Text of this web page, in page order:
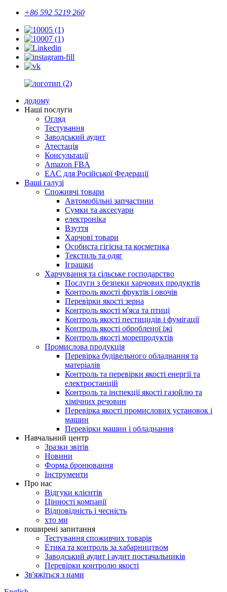
+86 592 5219 260
додому
Наші послуги
Огляд
Тестування
Заводський аудит
Атестація
Консультації
Amazon FBA
EAC для Російської Федерації
Ваші галузі
Споживчі товари
Автомобільні запчастини
Сумки та аксесуари
електроніка
Взуття
Харчові товари
Особиста гігієна та косметика
Текстиль та одяг
Іграшки
Харчування та сільське господарство
Послуги з безпеки харчових продуктів
Контроль якості фруктів і овочів
Перевірки якості зерна
Контроль якості м'яса та птиці
Контроль якості пестицидів і фумігації
Контроль якості обробленої їжі
Контроль якості морепродуктів
Промислова продукція
Перевірка будівельного обладнання та
матеріалів
Контроль та перевірки якості енергії та
електростанцій
Контроль та інспекції якості газойлю та
хімічних речовин
Перевірка якості промислових установок і
машин
Перевірки машин і обладнання
Навчальний центр
Зразки звітів
Новини
Форма бронювання
Інструменти
Про нас
Відгуки клієнтів
Цінності компанії
Відповідність і чесність
хто ми
поширені запитання
Тестування споживчих товарів
Етика та контроль за хабарництвом
Заводський аудит і аудит постачальників
Перевірки контролю якості
Зв'яжіться з нами